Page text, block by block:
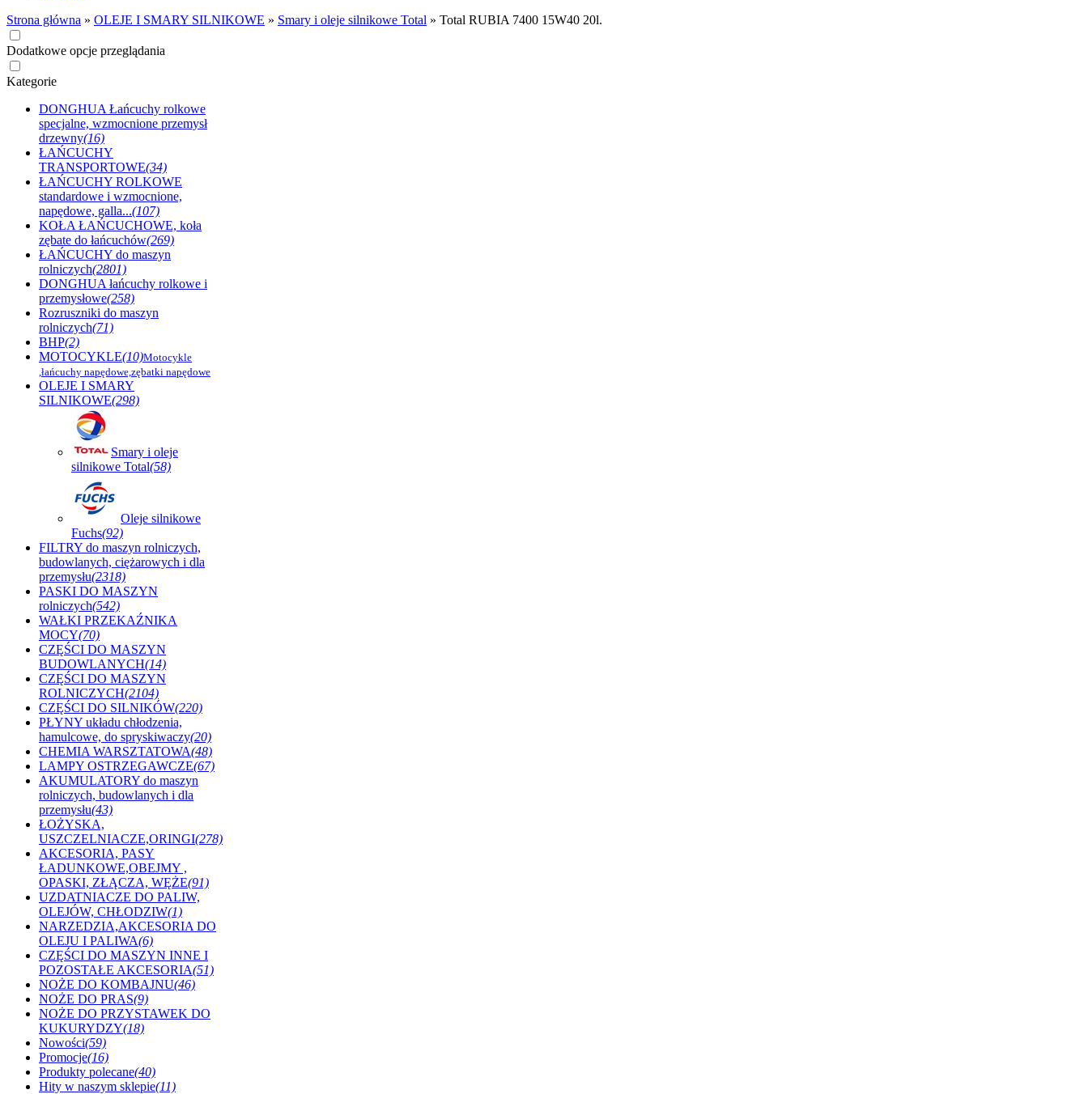
Strona główna » OLEJE I SMARY SILNIKOWE » Smary i oleje silnikowe Total » Total RUBIA 7400 15W40 20l.
Dodatkowe opcje przeglądania
Kategorie
DONGHUA Łańcuchy rolkowe
specjalne, wzmocnione przemysł
drzewny(16)
ŁAŃCUCHY
TRANSPORTOWE(34)
ŁAŃCUCHY ROLKOWE
standardowe i wzmocnione,
napędowe, galla...(107)
KOŁA ŁAŃCUCHOWE, koła
zębate do łańcuchów(269)
ŁAŃCUCHY do maszyn
rolniczych(2801)
DONGHUA łańcuchy rolkowe i
przemysłowe(258)
Rozruszniki do maszyn
rolniczych(71)
BHP(2)
MOTOCYKLE(10)Motocykle
,łańcuchy napędowe,zębatki napędowe
OLEJE I SMARY
SILNIKOWE(298)
Smary i oleje
silnikowe Total(58)
Oleje silnikowe
Fuchs(92)
FILTRY do maszyn rolniczych,
budowlanych, ciężarowych i dla
przemysłu(2318)
PASKI DO MASZYN
rolniczych(542)
WAŁKI PRZEKAŹNIKA
MOCY(70)
CZĘŚCI DO MASZYN
BUDOWLANYCH(14)
CZĘŚCI DO MASZYN
ROLNICZYCH(2104)
CZĘŚCI DO SILNIKÓW(220)
PŁYNY układu chłodzenia,
hamulcowe, do spryskiwaczy(20)
CHEMIA WARSZTATOWA(48)
LAMPY OSTRZEGAWCZE(67)
AKUMULATORY do maszyn
rolniczych, budowlanych i dla
przemysłu(43)
ŁOŻYSKA,
USZCZELNIACZE,ORINGI(278)
AKCESORIA, PASY
ŁADUNKOWE,OBEJMY ,
OPASKI, ZŁĄCZA, WĘŻE(91)
UZDATNIACZE DO PALIW,
OLEJÓW, CHŁODZIW(1)
NARZEDZIA,AKCESORIA DO
OLEJU I PALIWA(6)
CZĘŚCI DO MASZYN INNE I
POZOSTAŁE AKCESORIA(51)
NOŻE DO KOMBAJNU(46)
NOŻE DO PRAS(9)
NOŻE DO PRZYSTAWEK DO
KUKURYDZY(18)
Nowości(59)
Promocje(16)
Produkty polecane(40)
Hity w naszym sklepie(11)